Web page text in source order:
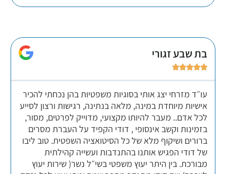
בת שבע זגורי





עו״ד מזרחי יצג אותי בסוגיות משפטיות בהן נכחתי להכיר
אישיות מיוחדת במינה, מלאה בנתינה, רגישות ורצון לסייע
לכל אדם.. מעבר להיותו מקצועי, מדוייק לפרטים, מסור,
בזמינות וקשב אינסופי , דודי הקפיד על העברת מסרים
ברורים ושיקוף מלא של כל הסיטואציה השפטית. טוב ליבו
של דודי הפגיש אותנו בהתנדבות ועשייה קהילתית
מבורכת. בין היתר יעוץ משפטי בשי״ל נשר( שירות יעוץ